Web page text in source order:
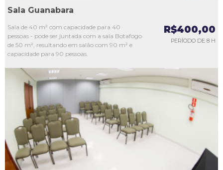
Sala Guanabara
Sala de 40 m² com capacidade para 40
pessoas - pode ser juntada com a sala Botafogo
de 50 m², resultando em salão com 90 m² e
capacidade para 90 pessoas.
R$400,00
PERÍODO DE 8 H
L1
L2
L3
L4